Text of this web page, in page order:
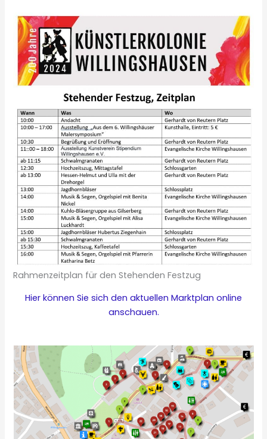
Rahmenzeitplan für den Stehenden Festzug
Hier können Sie sich den aktuellen Marktplan online
anschauen.